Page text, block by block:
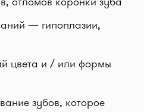
— гипоплазии,
цвета и / или формы
зубов, которое